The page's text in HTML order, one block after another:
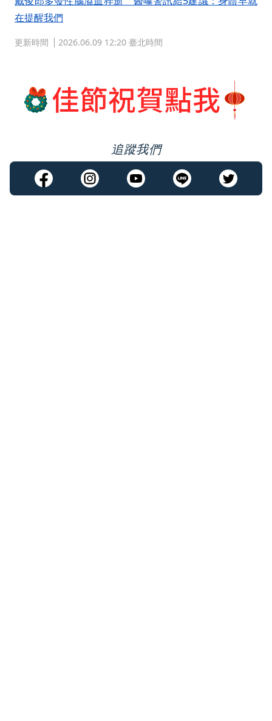
在提醒我們
更新時間 2026.06.09 12:20 臺北時間
追蹤我們